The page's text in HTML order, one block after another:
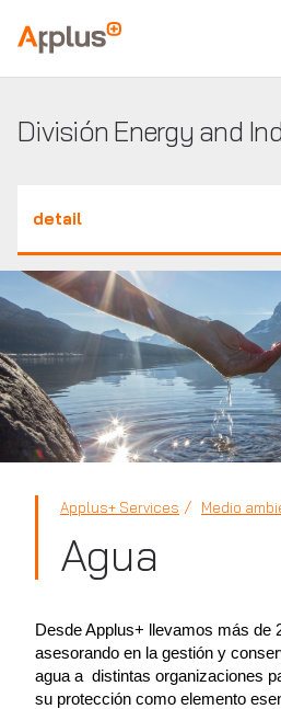
Applus+
División Energy and
detail
Applus+ Services Medio
Agua
Desde Applus+ llevamos más de
asesorando en la gestión y
agua a distintas organizaciones
su protección como elemento